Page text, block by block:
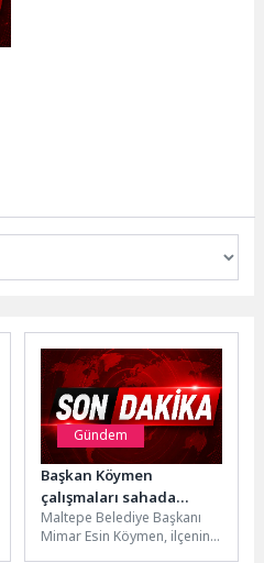
Gündem
Başkan Köymen
çalışmaları sahada
yönlendirdi
Maltepe Belediye Başkanı
Mimar Esin Köymen, ilçenin